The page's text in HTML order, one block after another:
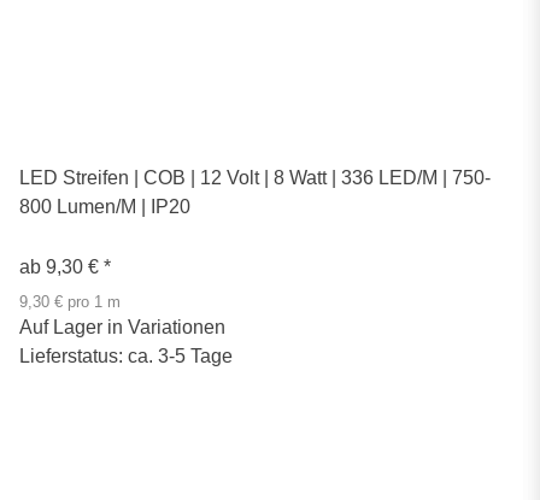
LED Streifen | COB | 12 Volt | 8 Watt | 336 LED/M | 750-
800 Lumen/M | IP20
ab 9,30 € *
9,30 € pro 1 m
Auf Lager in Variationen
Lieferstatus: ca. 3-5 Tage